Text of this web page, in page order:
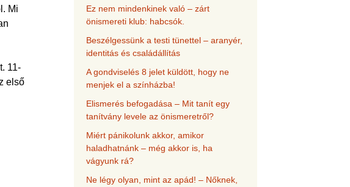
Mi
11-
első
Ez nem mindenkinek való – zárt
önismereti klub: habcsók.
Beszélgessünk a testi tünettel – aranyér,
identitás és családállítás
A gondviselés 8 jelet küldött, hogy ne
menjek el a színházba!
Elismerés befogadása – Mit tanít egy
tanítvány levele az önismeretről?
Miért pánikolunk akkor, amikor
haladhatnánk – még akkor is, ha
vágyunk rá?
Ne légy olyan, mint az apád! – Nőknek,